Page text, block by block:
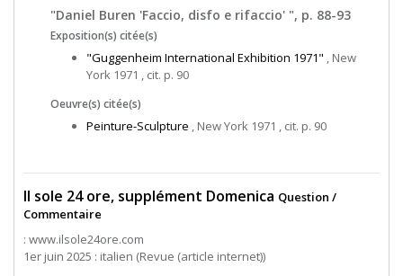
"Daniel Buren 'Faccio, disfo e rifaccio' ", p. 88-93
Exposition(s) citée(s)
"Guggenheim International Exhibition 1971" , New
York 1971 , cit. p. 90
Oeuvre(s) citée(s)
Peinture-Sculpture , New York 1971 , cit. p. 90
Il sole 24 ore, supplément Domenica Question /
Commentaire
: www.ilsole24ore.com
1er juin 2025 : italien (Revue (article internet))